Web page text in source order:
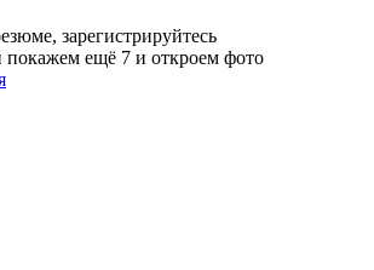
зарегистрируйтесь
покажем ещё 7 и откроем фото